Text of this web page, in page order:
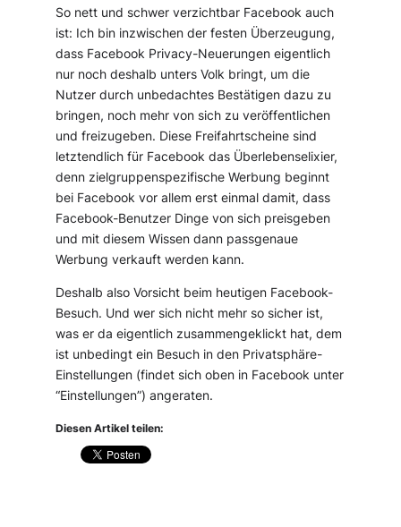
So nett und schwer verzichtbar Facebook auch
ist: Ich bin inzwischen der festen Überzeugung,
dass Facebook Privacy-Neuerungen eigentlich
nur noch deshalb unters Volk bringt, um die
Nutzer durch unbedachtes Bestätigen dazu zu
bringen, noch mehr von sich zu veröffentlichen
und freizugeben. Diese Freifahrtscheine sind
letztendlich für Facebook das Überlebenselixier,
denn zielgruppenspezifische Werbung beginnt
bei Facebook vor allem erst einmal damit, dass
Facebook-Benutzer Dinge von sich preisgeben
und mit diesem Wissen dann passgenaue
Werbung verkauft werden kann.
Deshalb also Vorsicht beim heutigen Facebook-
Besuch. Und wer sich nicht mehr so sicher ist,
was er da eigentlich zusammengeklickt hat, dem
ist unbedingt ein Besuch in den Privatsphäre-
Einstellungen (findet sich oben in Facebook unter
“Einstellungen”) angeraten.
Diesen Artikel teilen: